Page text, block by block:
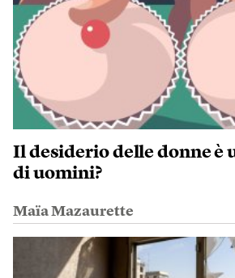
Il desiderio delle donne è
di uomini?
Maïa Mazaurette